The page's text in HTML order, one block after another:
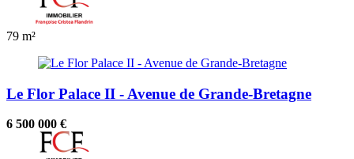
79 m²
Le Flor Palace II - Avenue de Grande-Bretagne
6 500 000 €